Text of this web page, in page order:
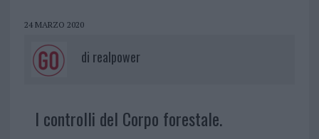
24 MARZO 2020
di realpower
I controlli del Corpo forestale.